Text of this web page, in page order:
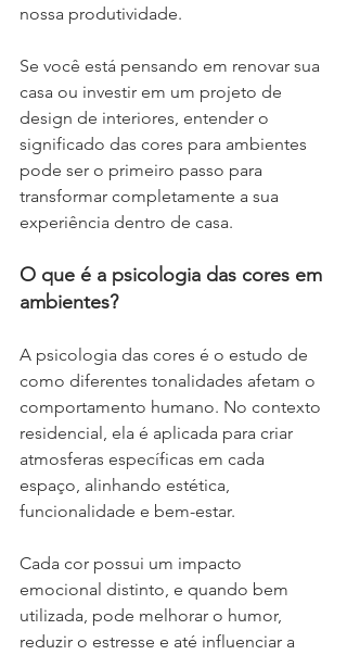
nossa produtividade.
Se você está pensando em renovar sua
casa ou investir em um projeto de
design de interiores, entender o
significado das cores para ambientes
pode ser o primeiro passo para
transformar completamente a sua
experiência dentro de casa.
O que é a psicologia das cores em
ambientes?
A psicologia das cores é o estudo de
como diferentes tonalidades afetam o
comportamento humano. No contexto
residencial, ela é aplicada para criar
atmosferas específicas em cada
espaço, alinhando estética,
funcionalidade e bem-estar.
Cada cor possui um impacto
emocional distinto, e quando bem
utilizada, pode melhorar o humor,
reduzir o estresse e até influenciar a